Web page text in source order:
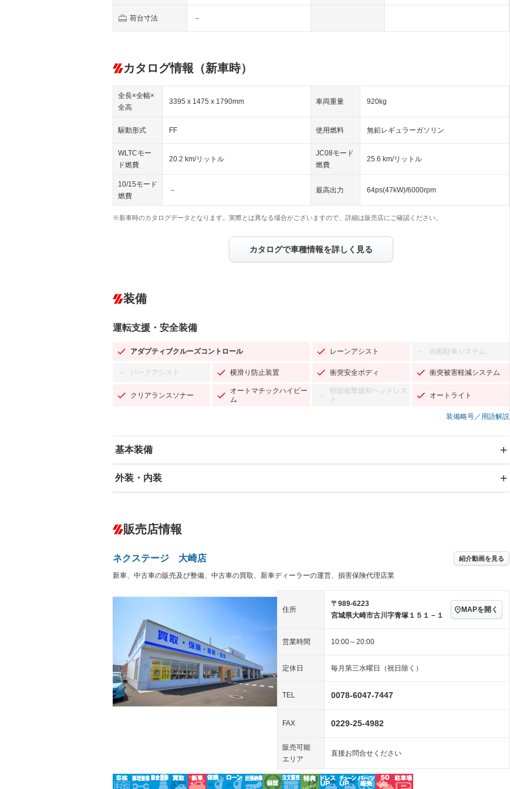
荷台寸法 －
カタログ情報（新車時）
全長×全幅×
全高
3395 x 1475 x 1790mm 車両重量 920kg
駆動形式 FF 使用燃料 無鉛レギュラーガソリン
WLTCモー
ド燃費
20.2 km/リットル
JC08モード
燃費
25.6 km/リットル
10/15モード
燃費
－ 最高出力 64ps(47kW)/6000rpm
※新車時のカタログデータとなります。実際とは異なる場合がございますので、詳細は販売店にご確認ください。
カタログで車種情報を詳しく見る
装備
運転支援・安全装備
アダプティブクルーズコントロール レーンアシスト － 自動駐車システム
－ パークアシスト 横滑り防止装置 衝突安全ボディ 衝突被害軽減システム
クリアランスソナー
オートマチックハイビー
ム
－
頸部衝撃緩和ヘッドレス
ト
オートライト
装備略号／用語解説
基本装備
エアバッグ：運転席/助手席/サイド
－ ダウンヒルアシストコントロール
Bluetooth接続 センターデフロック
装備略号／用語解説
外装・内装
オーディオ：CDまたはCDチェンジャー／ミュージック
サーバー
－
ヘッドライトウォッシャ
ー
キーレス
LEDヘッドランプ － HID(キセノンライト) － ポータブルナビ
ETC エアロ スマートキー ローダウン
ランフラットタイヤ 3列シート ベンチシート
フルフラットシート チップアップシート オットマン
シートヒーター － ウォークスルー 後席モニター
フロントカメラ － シートエアコン
－ ルーフレール － エアサスペンション
販売店情報
ネクステージ 大崎店 紹介動画を見る
新車、中古車の販売及び整備、中古車の買取、新車ディーラーの運営、損害保険代理店業
住所
〒989-6223
宮城県大崎市古川字青塚１５１－１
MAPを開く
営業時間 10:00～20:00
定休日 毎月第三水曜日（祝日除く）
TEL 0078-6047-7447
FAX 0229-25-4982
販売可能
エリア
直接お問合せください